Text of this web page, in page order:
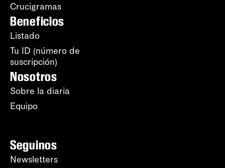
Crucigramas
Beneficios
Listado
Tu ID (número de
suscripción)
Nosotros
Sobre la diaria
Equipo
Seguinos
Newsletters